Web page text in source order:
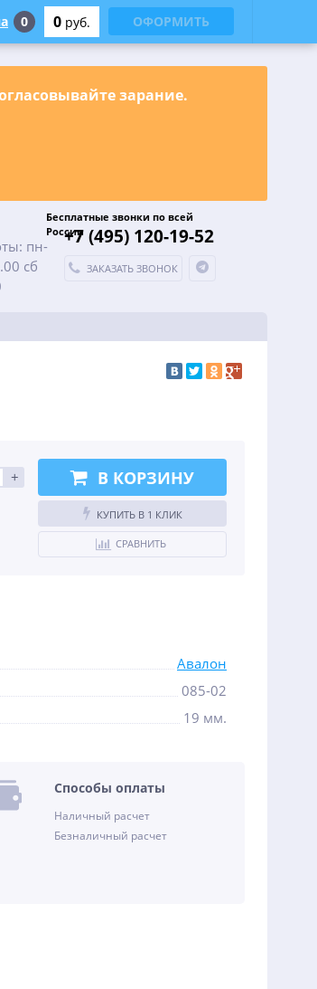
зарание.
пн-
сб
Бесплатные звонки по всей
России+7 (495) 120-19-52
ЗАКАЗАТЬ ЗВОНОК
+ В КОРЗИНУ
КУПИТЬ В 1 КЛИК
СРАВНИТЬ
Авалон
085-02
19 мм.
Способы оплаты
Наличный расчет
Безналичный расчет
0 0 руб. ОФОРМИТЬ